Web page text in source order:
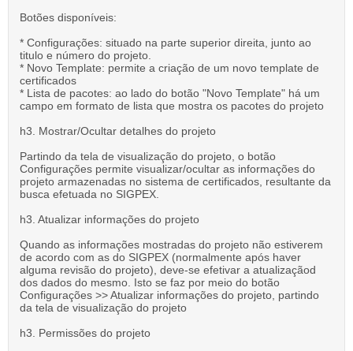
Botões disponíveis:
* Configurações: situado na parte superior direita, junto ao
titulo e número do projeto.
* Novo Template: permite a criação de um novo template de
certificados
* Lista de pacotes: ao lado do botão "Novo Template" há um
campo em formato de lista que mostra os pacotes do projeto
h3. Mostrar/Ocultar detalhes do projeto
Partindo da tela de visualização do projeto, o botão
Configurações permite visualizar/ocultar as informações do
projeto armazenadas no sistema de certificados, resultante da
busca efetuada no SIGPEX.
h3. Atualizar informações do projeto
Quando as informações mostradas do projeto não estiverem
de acordo com as do SIGPEX (normalmente após haver
alguma revisão do projeto), deve-se efetivar a atualizaçãod
dos dados do mesmo. Isto se faz por meio do botão
Configurações >> Atualizar informações do projeto, partindo
da tela de visualização do projeto
h3. Permissões do projeto